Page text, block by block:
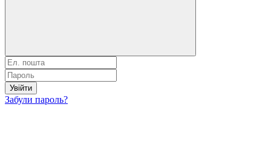
Увійти
Забули пароль?